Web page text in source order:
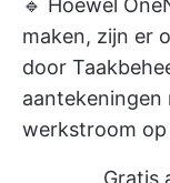
🔹 Hoewel
maken, zijn er
door
aantekeningen
werkstroom
Gratis